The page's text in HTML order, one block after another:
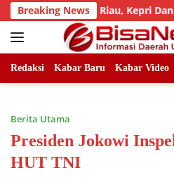
Skip
to
content
Breaking News
LLMB Riau, Kepri Dan Sumut
Redaksi Kabar Baru Kabar Video
Berita Utama
Presiden Jokowi
HUT TNI